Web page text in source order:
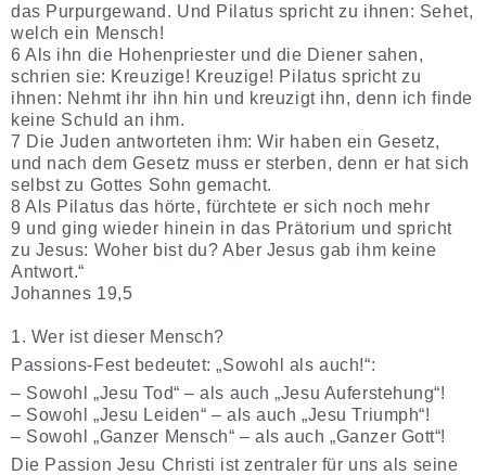
das Purpurgewand. Und Pilatus spricht zu ihnen: Sehet,
welch ein Mensch!
6 Als ihn die Hohenpriester und die Diener sahen,
schrien sie: Kreuzige! Kreuzige! Pilatus spricht zu
ihnen: Nehmt ihr ihn hin und kreuzigt ihn, denn ich finde
keine Schuld an ihm.
7 Die Juden antworteten ihm: Wir haben ein Gesetz,
und nach dem Gesetz muss er sterben, denn er hat sich
selbst zu Gottes Sohn gemacht.
8 Als Pilatus das hörte, fürchtete er sich noch mehr
9 und ging wieder hinein in das Prätorium und spricht
zu Jesus: Woher bist du? Aber Jesus gab ihm keine
Antwort.“
Johannes 19,5
1. Wer ist dieser Mensch?
Passions-Fest bedeutet: „Sowohl als auch!“:
– Sowohl „Jesu Tod“ – als auch „Jesu Auferstehung“!
– Sowohl „Jesu Leiden“ – als auch „Jesu Triumph“!
– Sowohl „Ganzer Mensch“ – als auch „Ganzer Gott“!
Die Passion Jesu Christi ist zentraler für uns als seine